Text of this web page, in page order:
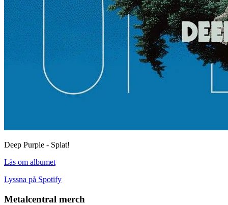
Deep Purple - Splat!
Läs om albumet
Lyssna på Spotify
Metalcentral merch